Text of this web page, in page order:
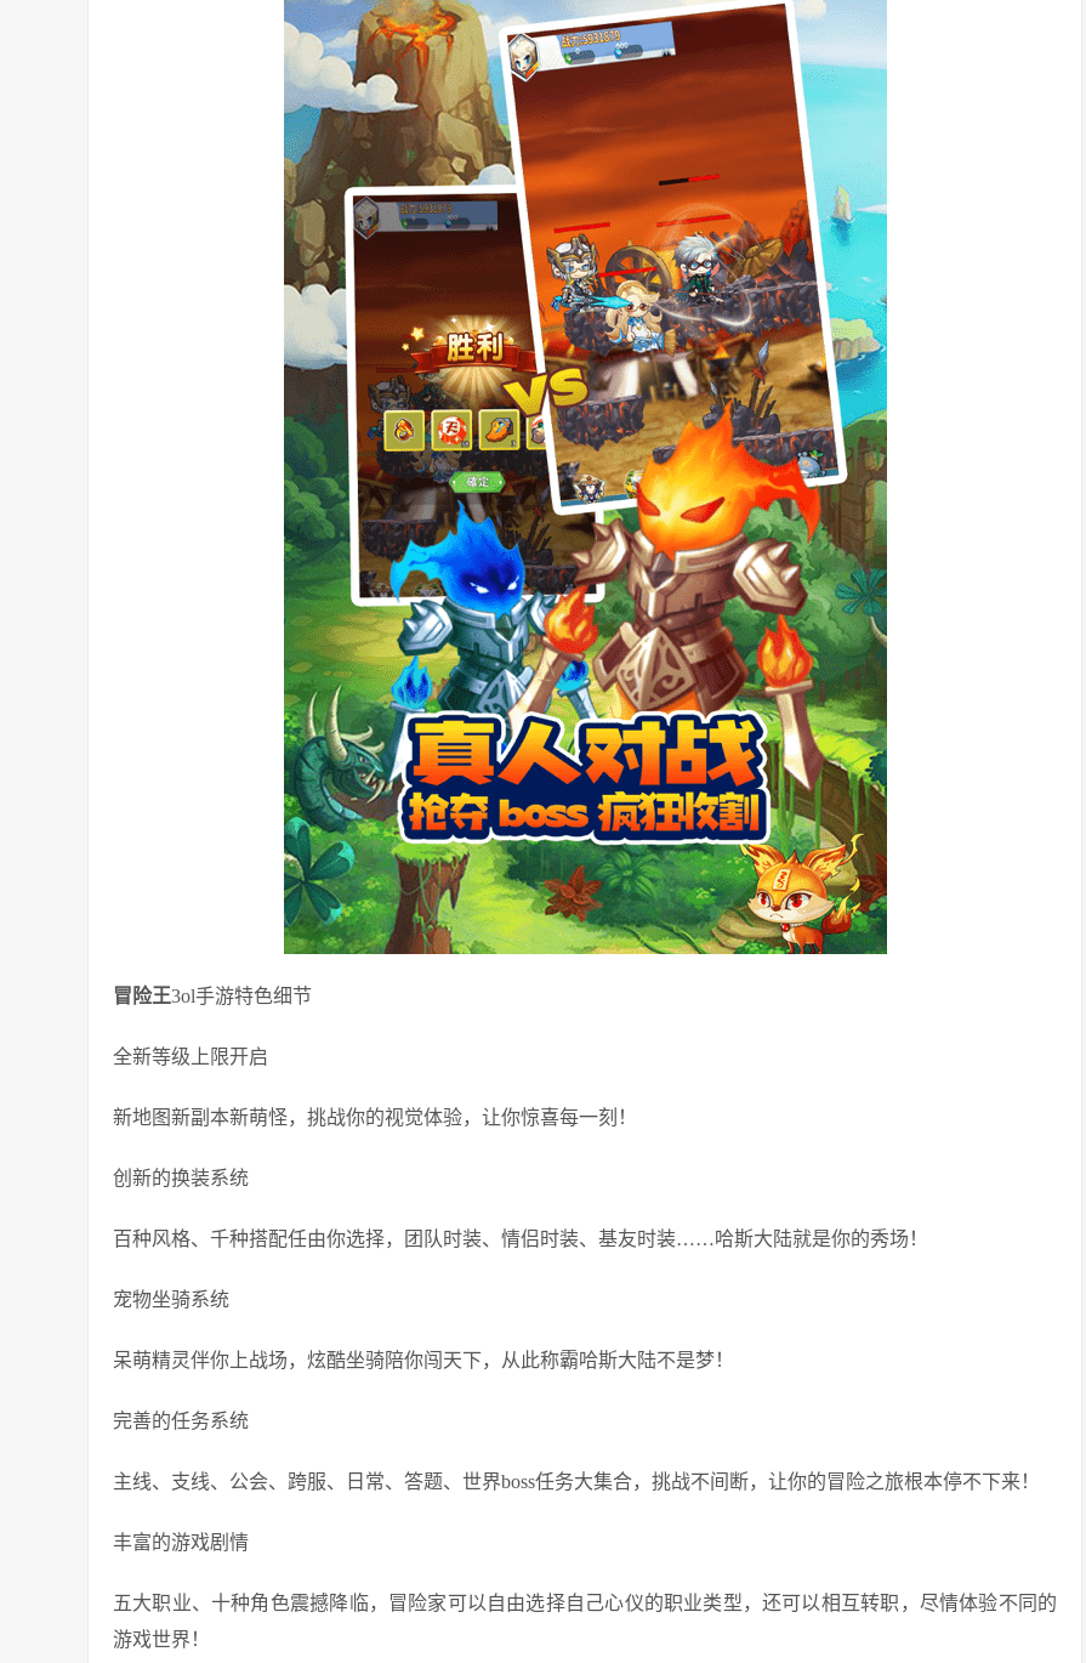
冒险王3ol手游特色细节
全新等级上限开启
新地图新副本新萌怪，挑战你的视觉体验，让你惊喜每一刻！
创新的换装系统
百种风格、千种搭配任由你选择，团队时装、情侣时装、基友时装……哈斯大陆就是你的秀场！
宠物坐骑系统
呆萌精灵伴你上战场，炫酷坐骑陪你闯天下，从此称霸哈斯大陆不是梦！
完善的任务系统
主线、支线、公会、跨服、日常、答题、世界boss任务大集合，挑战不间断，让你的冒险之旅根本停不下来！
丰富的游戏剧情
五大职业、十种角色震撼降临，冒险家可以自由选择自己心仪的职业类型，还可以相互转职，尽情体验不同的
游戏世界！